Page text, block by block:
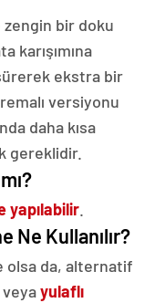
zengin bir doku
karışımına
ekstra bir
versiyonu
daha kısa
gereklidir.
yapılabilir.
Ne Kullanılır?
olsa da, alternatif
veyayulaflı